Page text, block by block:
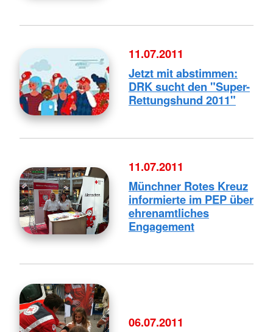
11.07.2011
Jetzt mit abstimmen:
DRK sucht den "Super-
Rettungshund 2011"
11.07.2011
Münchner Rotes Kreuz
informierte im PEP über
ehrenamtliches
Engagement
06.07.2011